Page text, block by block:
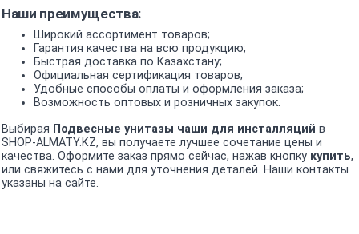
Наши преимущества:
Широкий ассортимент товаров;
Гарантия качества на всю продукцию;
Быстрая доставка по Казахстану;
Официальная сертификация товаров;
Удобные способы оплаты и оформления заказа;
Возможность оптовых и розничных закупок.
Выбирая Подвесные унитазы чаши для инсталляций в
SHOP-ALMATY.KZ, вы получаете лучшее сочетание цены и
качества. Оформите заказ прямо сейчас, нажав кнопку купить,
или свяжитесь с нами для уточнения деталей. Наши контакты
указаны на сайте.